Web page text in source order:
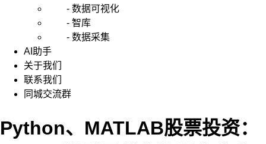
- 数据可视化
- 智库
- 数据采集
AI助手
关于我们
联系我们
同城交流群
Python、MATLAB股票投资：